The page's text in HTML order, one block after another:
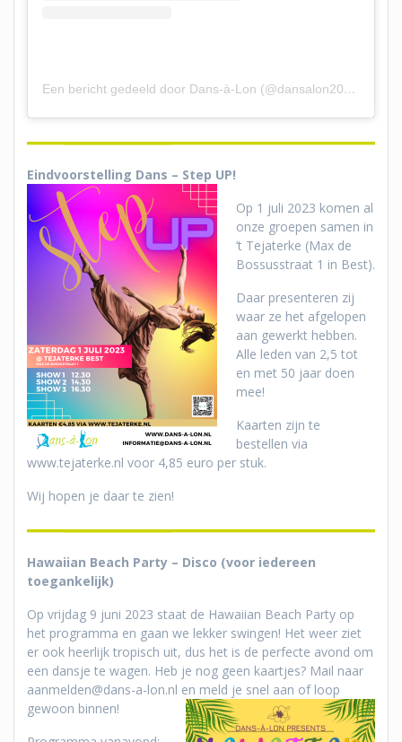
Een bericht gedeeld door Dans-à-Lon (@dansalon2008)
Eindvoorstelling Dans – Step UP!
Op 1 juli 2023 komen al
onze groepen samen in
’t Tejaterke (Max de
Bossusstraat 1 in Best).
Daar presenteren zij
waar ze het afgelopen
aan gewerkt hebben.
Alle leden van 2,5 tot
en met 50 jaar doen
mee!
Kaarten zijn te
bestellen via
www.tejaterke.nl voor 4,85 euro per stuk.
Wij hopen je daar te zien!
Hawaiian Beach Party – Disco (voor iedereen
toegankelijk)
Op vrijdag 9 juni 2023 staat de Hawaiian Beach Party op
het programma en gaan we lekker swingen! Het weer ziet
er ook heerlijk tropisch uit, dus het is de perfecte avond om
een dansje te wagen. Heb je nog geen kaartjes? Mail naar
aanmelden@dans-a-lon.nl en meld je snel aan of loop
gewoon binnen!